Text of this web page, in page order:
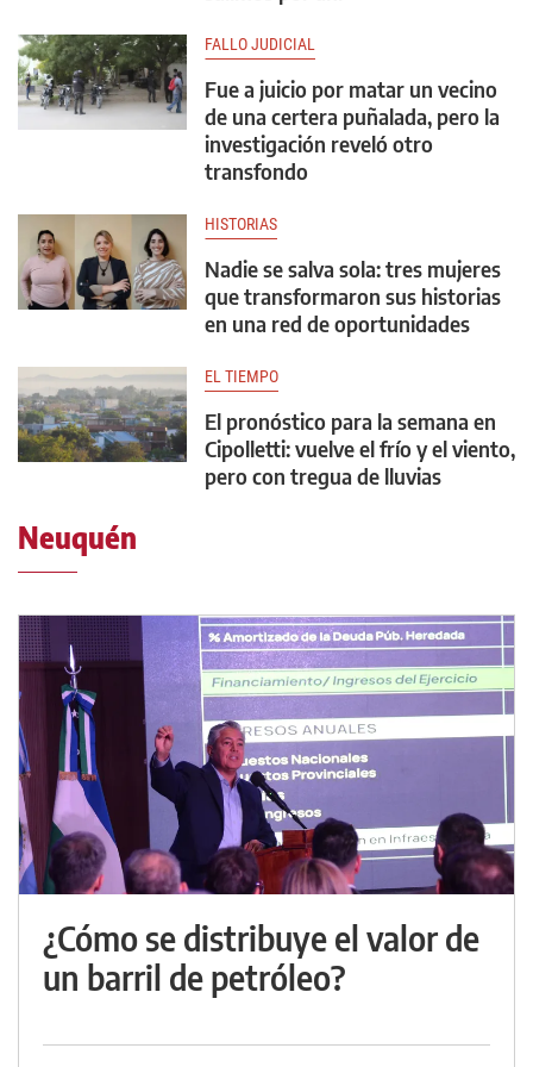
FALLO JUDICIAL
Fue a juicio por matar un vecino
de una certera puñalada, pero la
investigación reveló otro
transfondo
HISTORIAS
Nadie se salva sola: tres mujeres
que transformaron sus historias
en una red de oportunidades
EL TIEMPO
El pronóstico para la semana en
Cipolletti: vuelve el frío y el viento,
pero con tregua de lluvias
Neuquén
¿Cómo se distribuye el valor de
un barril de petróleo?